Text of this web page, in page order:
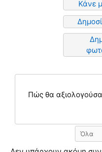
Κάνε
Πώς θα